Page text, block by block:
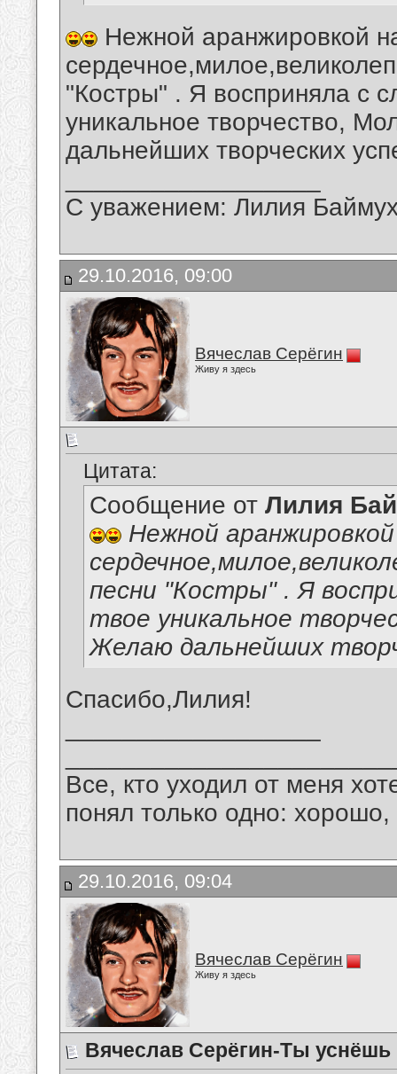
Нежной аранжировкой
"Костры" . Я восприняла с
уникальное творчество,
дальнейших творческих
С уважением: Лилия
29.10.2016, 09:00
Вячеслав Серёгин
Живу я здесь
Цитата:
Сообщение от Лилия
Нежной
песни "Костры" . Я
твое уникальное
Желаю дальнейших
Спасибо,Лилия!
Все, кто уходил от меня
понял только одно:
29.10.2016, 09:04
Вячеслав Серёгин
Живу я здесь
Вячеслав Серёгин-Ты